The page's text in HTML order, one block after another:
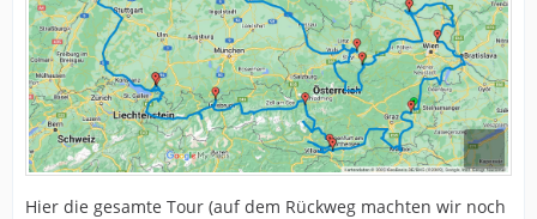
Hier die gesamte Tour (auf dem Rückweg machten wir noch